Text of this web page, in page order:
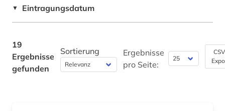
▼ Eintragungsdatum
19
Ergebnisse
gefunden
Sortierung
Ergebnisse
pro Seite: